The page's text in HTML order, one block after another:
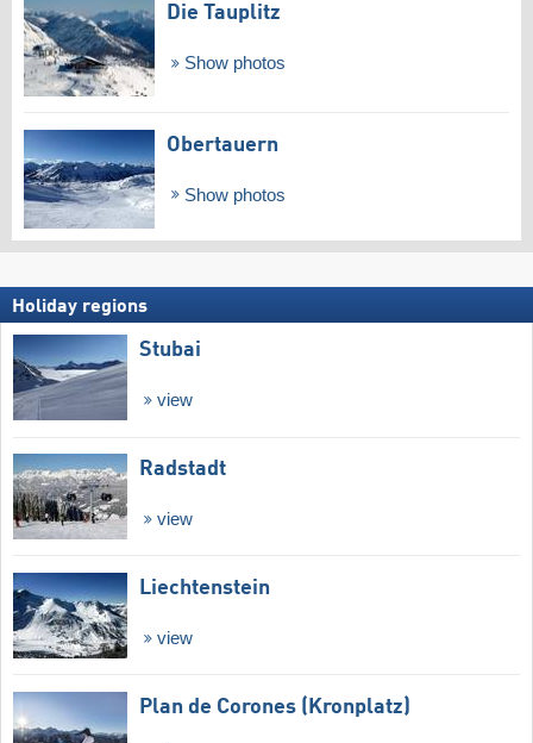
Die Tauplitz
Show photos
Obertauern
Show photos
Holiday regions
Stubai
view
Radstadt
view
Liechtenstein
view
Plan de Corones (Kronplatz)